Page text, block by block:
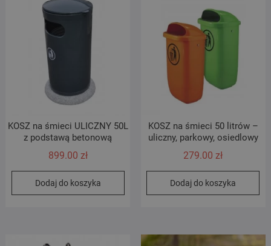
KOSZ na śmieci ULICZNY 50L
z podstawą betonową
899.00 zł
Dodaj do koszyka
KOSZ na śmieci 50 litrów –
uliczny, parkowy, osiedlowy
279.00zł
Dodaj do koszyka